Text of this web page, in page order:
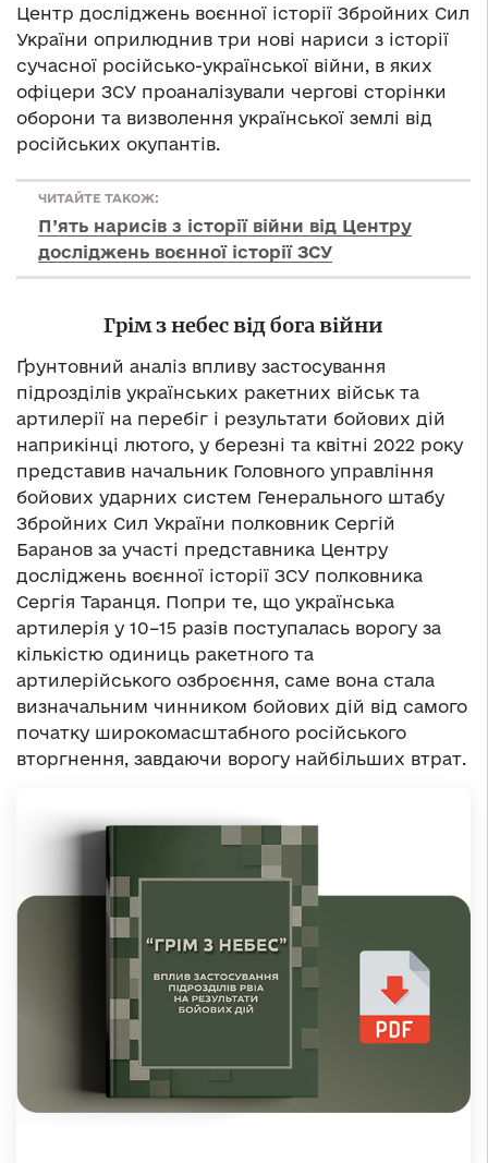
Центр досліджень воєнної історії Збройних Сил
України оприлюднив три нові нариси з історії
сучасної російсько-української війни, в яких
офіцери ЗСУ проаналізували чергові сторінки
оборони та визволення української землі від
російських окупантів.
ЧИТАЙТЕ ТАКОЖ:
П’ять нарисів з історії війни від Центру
досліджень воєнної історії ЗСУ
Грім з небес від бога війни
Ґрунтовний аналіз впливу застосування
підрозділів українських ракетних військ та
артилерії на перебіг і результати бойових дій
наприкінці лютого, у березні та квітні 2022 року
представив начальник Головного управління
бойових ударних систем Генерального штабу
Збройних Сил України полковник Сергій
Баранов за участі представника Центру
досліджень воєнної історії ЗСУ полковника
Сергія Таранця. Попри те, що українська
артилерія у 10–15 разів поступалась ворогу за
кількістю одиниць ракетного та
артилерійського озброєння, саме вона стала
визначальним чинником бойових дій від самого
початку широкомасштабного російського
вторгнення, завдаючи ворогу найбільших втрат.